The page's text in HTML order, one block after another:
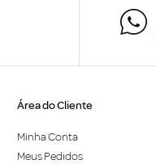
Área do Cliente
Minha Conta
Meus Pedidos